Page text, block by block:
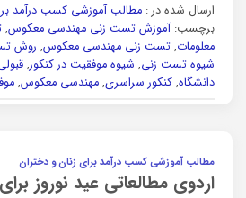
ارسال شده در : مطالب آموزشی کسب درآمد
برچسب:آموزش تست زنی مهندسی معکوس,
معلومات, تست زنی مهندسی معکوس, روش
شیوه تست زنی, شیوه موفقیت در کنکور,
دانشگاه, کنکور سراسری, مهندسی معکوس,
مطالب آموزشی کسب درآمد برای زنان و دختران
اردوی مطالعاتی عید نوروز